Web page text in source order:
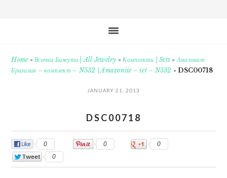
Home»Всички Бижута | All Jewelry »Комплекти | Sets »Амазонит
Бразилия – комплект – N532 | Amazonite – set – N532 »DSC00718
JANUARY 21, 2013
DSC00718
0 0
0
0